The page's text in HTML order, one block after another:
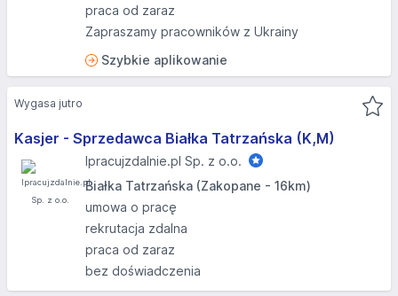
praca od zaraz
Zapraszamy pracowników z Ukrainy
Szybkie aplikowanie
Kasjer - Sprzedawca Białka Tatrzańska (K,M)
Ipracujzdalnie.pl Sp. z o.o.
Białka Tatrzańska (Zakopane - 16km)
umowa o pracę
rekrutacja zdalna
praca od zaraz
bez doświadczenia
Wygasa jutro